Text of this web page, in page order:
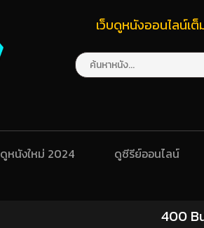
เว็บดูหนังออนไลน์เ
ดูหนังใหม่ 2024 ดูซีรีย์ออนไลน์
400